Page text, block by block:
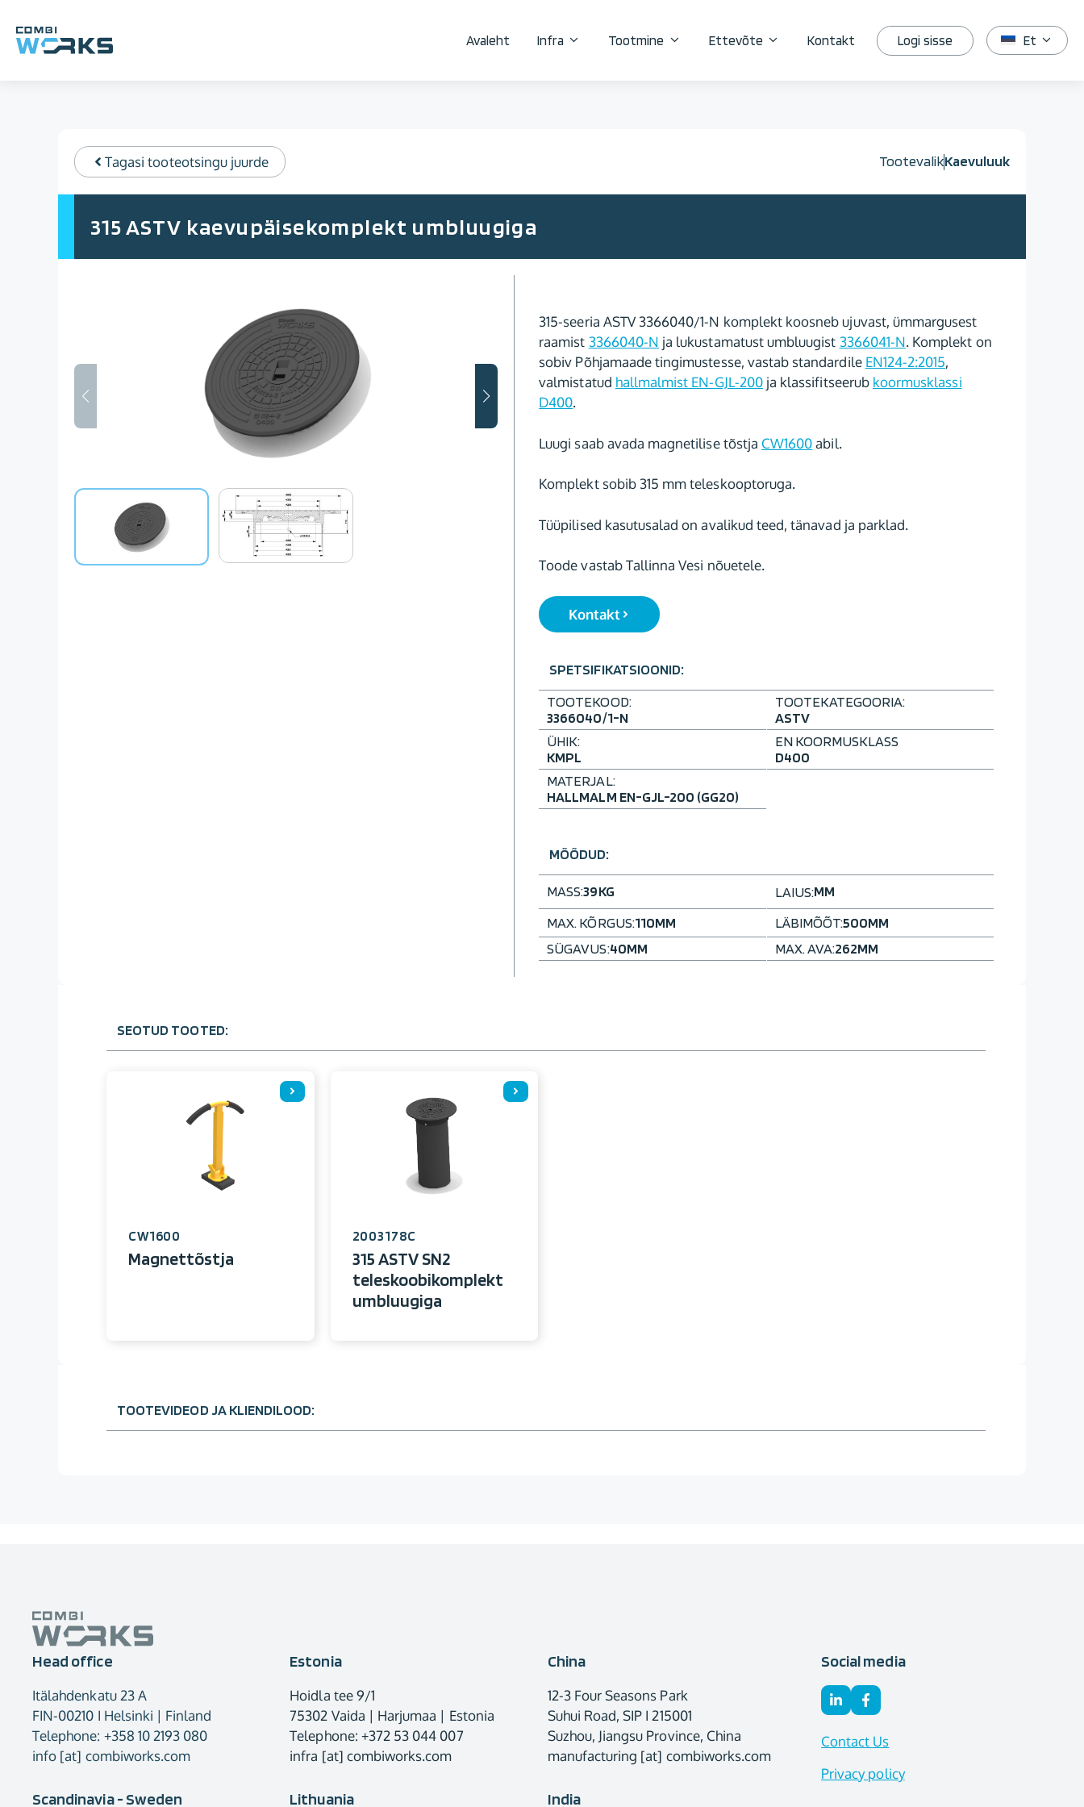
content
Avaleht Infra Tootmine Ettevõte Kontakt Logi sisse Et
Tagasi tooteotsingu juurde TootevalikKaevuluuk
315 ASTV kaevupäisekomplekt umbluugiga
315-seeria ASTV 3366040/1-N komplekt koosneb ujuvast, ümmargusest
raamist 3366040-N ja lukustamatust umbluugist 3366041-N. Komplekt on
sobiv Põhjamaade tingimustesse, vastab standardile EN124-2:2015,
valmistatud hallmalmist EN-GJL-200ja klassifitseerub koormusklassi
D400.
Luugi saab avada magnetilise tõstja CW1600abil.
Komplekt sobib 315 mm teleskooptoruga.
Tüüpilised kasutusalad on avalikud teed, tänavad ja parklad.
Toode vastab Tallinna Vesi nõuetele.
Kontakt
SPETSIFIKATSIOONID:
TOOTEKOOD:
3366040/1-N
TOOTEKATEGOORIA:
ASTV
ÜHIK:
KMPL
EN KOORMUSKLASS
D400
MATERJAL:
HALLMALM EN-GJL-200 (GG20)
MÕÕDUD:
MASS:39KG LAIUS:MM
MAX. KÕRGUS:110MM LÄBIMÕÕT:500MM
SÜGAVUS:40MM MAX. AVA:262MM
SEOTUD TOOTED:
CW1600
Magnettõstja
2003178C
315 ASTV SN2
teleskoobikomplekt
umbluugiga
TOOTEVIDEOD JA KLIENDILOOD:
Head office
Itälahdenkatu 23 A
FIN-00210 I Helsinki | Finland
Telephone: +358 10 2193 080
info [at] combiworks.com
Estonia
Hoidla tee 9/1
75302 Vaida | Harjumaa | Estonia
Telephone: +372 53 044 007
infra [at] combiworks.com
China
12-3 Four Seasons Park
Suhui Road, SIP I 215001
Suzhou, Jiangsu Province, China
manufacturing [at] combiworks.com
Scandinavia - Sweden Lithuania India
Social media
Contact Us
Privacy policy